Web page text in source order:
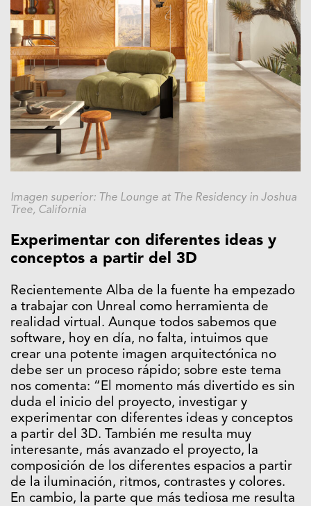
Imagen superior: The Lounge at The Residency in Joshua
Tree, California
Experimentar con diferentes ideas y
conceptos a partir del 3D
Recientemente Alba de la fuente ha empezado
a trabajar con Unreal como herramienta de
realidad virtual. Aunque todos sabemos que
software, hoy en día, no falta, intuimos que
crear una potente imagen arquitectónica no
debe ser un proceso rápido; sobre este tema
nos comenta: “El momento más divertido es sin
duda el inicio del proyecto, investigar y
experimentar con diferentes ideas y conceptos
a partir del 3D. También me resulta muy
interesante, más avanzado el proyecto, la
composición de los diferentes espacios a partir
de la iluminación, ritmos, contrastes y colores.
En cambio, la parte que más tediosa me resulta